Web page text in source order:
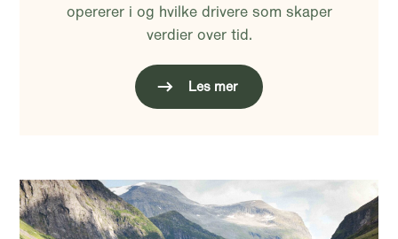
opererer i og hvilke drivere som skaper
verdier over tid.
Les mer